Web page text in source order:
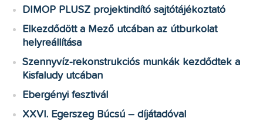
DIMOP PLUSZ projektindító sajtótájékoztató
Elkezdődött a Mező utcában az útburkolat
helyreállítása
Szennyvíz-rekonstrukciós munkák kezdődtek a
Kisfaludy utcában
Ebergényi fesztivál
XXVI. Egerszeg Búcsú – díjátadóval